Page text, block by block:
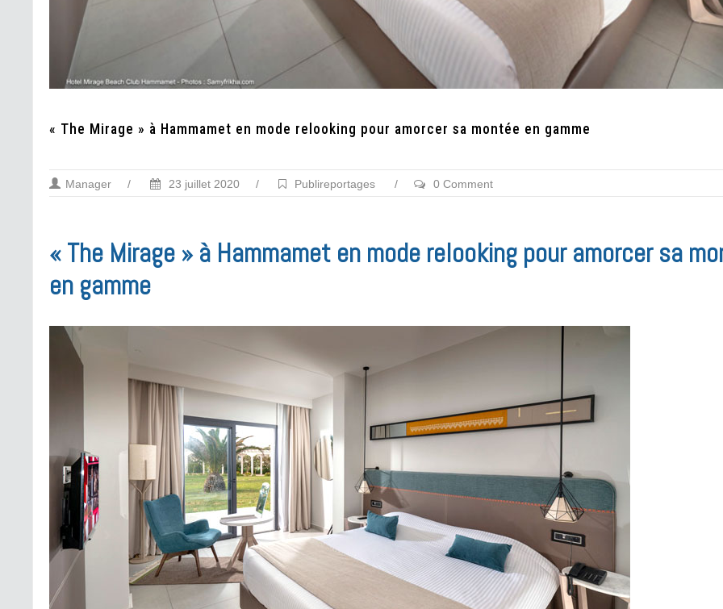
« The Mirage » à Hammamet en mode relooking pour amorcer sa montée en gamme
Manager / 23 juillet 2020 / Publireportages / 0 Comment
« The Mirage » à Hammamet en mode relooking pour amorcer sa
en gamme